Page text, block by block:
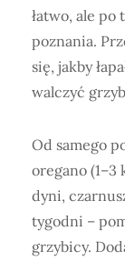
łatwo, ale po
poznania.
się, jakby
walczyć
Od samego
oregano (1–3
dyni,
tygodni –
grzybicy.